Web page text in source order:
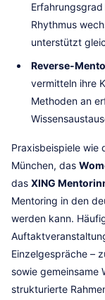
Rhythmus
unterstützt
Reverse-
vermitteln ihre
Methoden an
Praxisbeispiele wie
München, das
das XING
Mentoring in den
werden kann.
Einzelgespräche –
sowie gemeinsame
strukturierte